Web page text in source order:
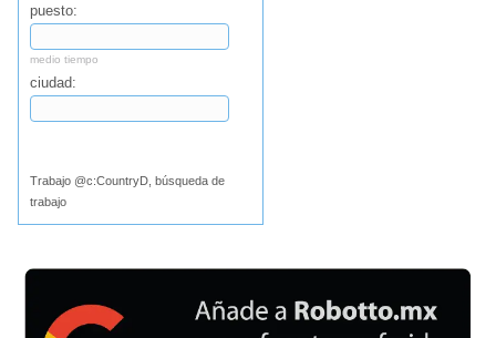
puesto:
medio tiempo
ciudad:
Trabajo @c:CountryD, búsqueda de
trabajo